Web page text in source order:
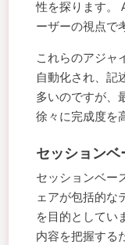
性を探ります。
ーザーの視点で
これらのアジャ
自動化され、記
多いのですが、
徐々に完成度を
セッションベ
セッションベー
ェアが包括的な
を目的としてい
内容を把握する